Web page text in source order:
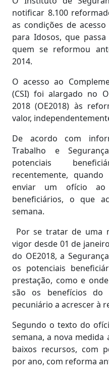
notificar 8.100
as condições de
para Idosos, que
quem se reformou
2014.
O acesso ao
(CSI) foi alargado no
2018 (OE2018) às
valor,
De acordo com
Trabalho e
potenciais
recentemente,
enviar um ofício ao
beneficiários, o que
semana.
Por se tratar de uma
vigor desde 01 de
do OE2018, a
os potenciais
prestação, como e
são os benefícios do
pecuniário a acrescer à
Segundo o texto do
semana, a nova
baixos recursos, com
por ano, com reforma